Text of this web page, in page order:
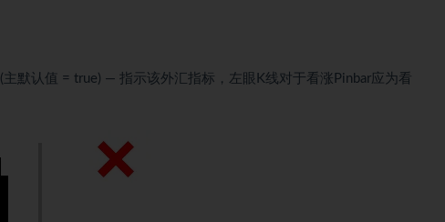
(主默认值 = true) — 指示该外汇指标，左眼K线对于看涨Pinbar应为看